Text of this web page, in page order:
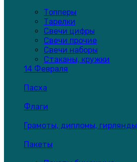
Топперы
Тарелки
Свечи цифры
Свечи прочие
Свечи наборы
Стаканы, кружки
14 Февраля
Пасха
Флаги
Грамоты, дипломы, гирлянды
Пакеты